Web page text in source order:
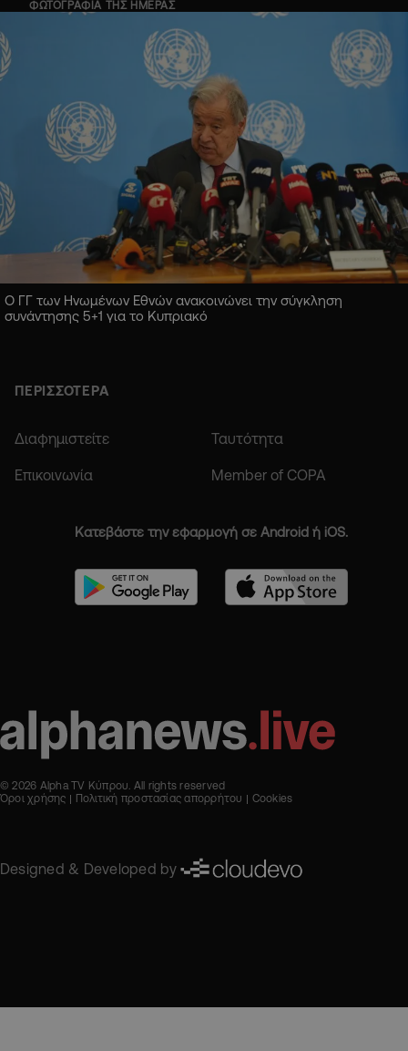
ΦΩΤΟΓΡΑΦΙΑ ΤΗΣ ΗΜΕΡΑΣ
Ο ΓΓ των Ηνωμένων Εθνών ανακοινώνει την σύγκληση
συνάντησης 5+1 για το Κυπριακό
ΠΕΡΙΣΣΟΤΕΡΑ
Διαφημιστείτε Ταυτότητα
Επικοινωνία Member of COPA
Κατεβάστε την εφαρμογή σε Android ή iOS.
© 2026 Alpha TV Κύπρου. All rights reserved
Όροι χρήσης
Πολιτική προστασίας απορρήτου Cookies
Designed & Developed by